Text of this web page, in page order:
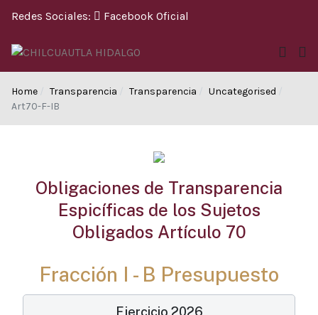
Redes Sociales: Facebook Oficial
Home Transparencia Transparencia
Uncategorised
Art70-F-IB
Obligaciones de Transparencia
Espicíficas de los Sujetos
Obligados Artículo 70
Fracción I - B Presupuesto